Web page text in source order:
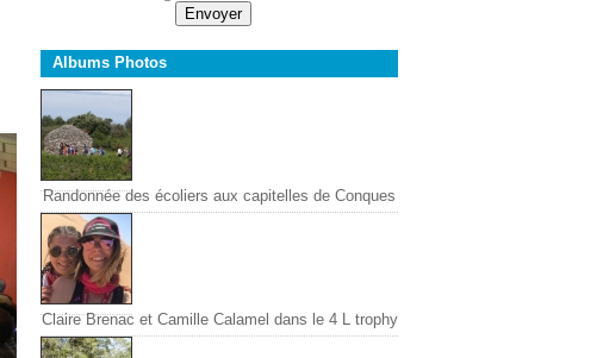
Albums Photos
Randonnée des écoliers aux capitelles de Conques
Claire Brenac et Camille Calamel dans le 4 L trophy